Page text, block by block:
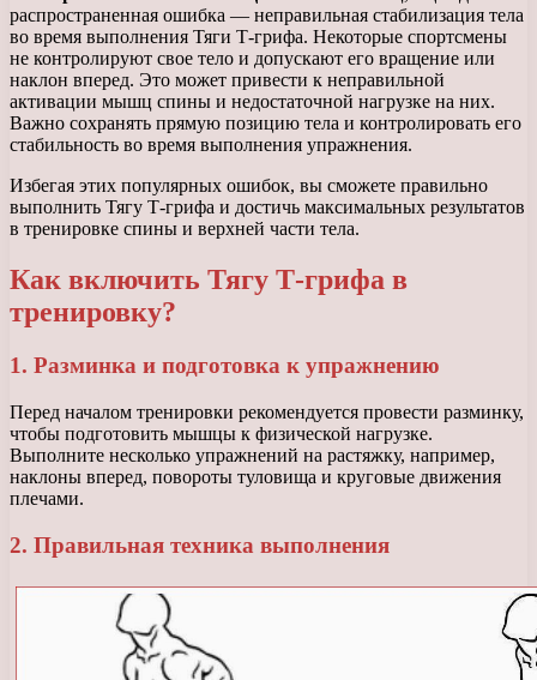
распространенная ошибка — неправильная стабилизация тела
во время выполнения Тяги Т-грифа. Некоторые спортсмены
не контролируют свое тело и допускают его вращение или
наклон вперед. Это может привести к неправильной
активации мышц спины и недостаточной нагрузке на них.
Важно сохранять прямую позицию тела и контролировать его
стабильность во время выполнения упражнения.
Избегая этих популярных ошибок, вы сможете правильно
выполнить Тягу Т-грифа и достичь максимальных результатов
в тренировке спины и верхней части тела.
Как включить Тягу Т-грифа в
тренировку?
1. Разминка и подготовка к упражнению
Перед началом тренировки рекомендуется провести разминку,
чтобы подготовить мышцы к физической нагрузке.
Выполните несколько упражнений на растяжку, например,
наклоны вперед, повороты туловища и круговые движения
плечами.
2. Правильная техника выполнения